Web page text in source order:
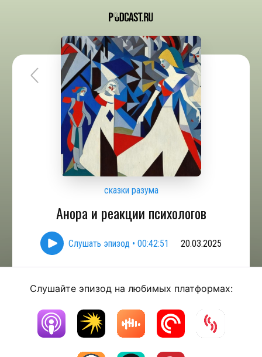
сказки разума
Анора и реакции психологов
Слушать эпизод • 00:42:51 20.03.2025
Слушайте эпизод на любимых платформах: